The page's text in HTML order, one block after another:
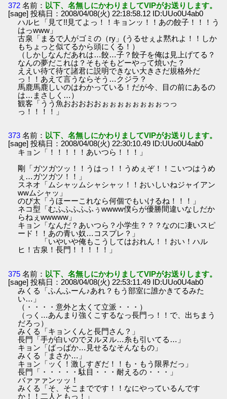
372 名前： 以下、名無しにかわりましてVIPがお送りします。
[sage] 投稿日：2008/04/08(火) 22:18:58.12 ID:UUo0U4ab0
ハルヒ「見て!!見てよっ！！キョンッ！！あの餃子！！！う
はっwww」
古泉「まるで人がゴミの（ry」(うるせぇよ黙れよ！！しか
もちょっと似てるから頭にくる！）
（しかしなんだあれは…餃…子？餃子を俺は見上げてる？
なんの夢だこれは？そもそもどーやって焼いた？
ええい待て待て諸君に説明できない大きさだ規格外だ
っ！！あえて言うならそう…クジラ？
馬鹿馬鹿しいのはわかっている！だが今、目の前にあるの
は…まさしく…）
観客「うう魚おおおおおぉぉぉぉぉぉぉぉっっ
っ！！！！」
373 名前： 以下、名無しにかわりましてVIPがお送りします。
[sage] 投稿日：2008/04/08(火) 22:30:10.49 ID:UUo0U4ab0
キョン「！！！！！あいつら！！！」
剛「ガツガツッ！！うはっ！！うめぇぞ！！こいつはうめ
ぇ…ガツガツ！！」
スネオ「ムシャッムシャシャッ！！おいしいねジャイアン
wwムシャッ」
のび太「うほーーこれなら何個でもいけるね！！！」
ネコ型「むふふふふふぅwwww僕らが優勝間違いなしだか
らねぇwwwww」
キョン「なんだ？あいつら？小学生？？？なのに凄いスピ
ード！！あの青い奴…コスプレ？」
「いやいや俺もこうしてはおれん！！おい！ハル
ヒ！古泉！長門！！！！！」
375 名前： 以下、名無しにかわりましてVIPがお送りします。
[sage] 投稿日：2008/04/08(火) 22:53:11.49 ID:UUo0U4ab0
みくる「ふんふーん♪あれ？もう部室に誰かきてるみた
い…」
（・・・・意外と太くて立派・・・）
（っく…あんまり強くこするなっ長門っ！！で、出ちまう
だろっ）
みくる「キョンくんと長門さん？」
長門「手が白いのでヌルヌル…糸も引いてる…」
キョン「ばっばか…見せるなそんなもの」
みくる「まさか…」
キョン「ッく！激しすぎだ！！も・もう限界だっ」
長門「・・・・・駄目・・・耐えるの・・・」
バァァァンッッ！
みくる「そ、そこまでです！！なにやっているんです
か！！二人ともっ！」